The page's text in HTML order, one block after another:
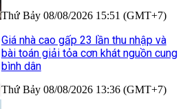
Thứ Bảy 08/08/2026 15:51 (GMT+7)
Giá nhà cao gấp 23 lần thu nhập và
bài toán giải tỏa cơn khát nguồn cung
bình dân
Thứ Bảy 08/08/2026 13:36 (GMT+7)